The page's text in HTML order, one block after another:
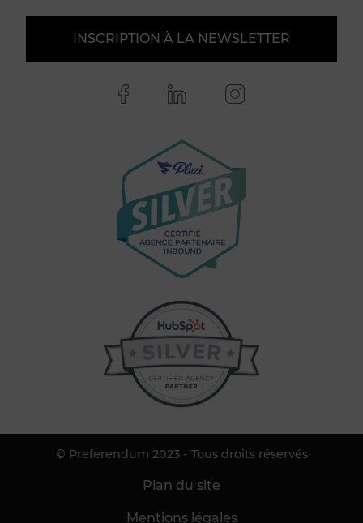
INSCRIPTION À LA NEWSLETTER
© Preferendum 2023 - Tous droits réservés
Plan du site
Mentions légales